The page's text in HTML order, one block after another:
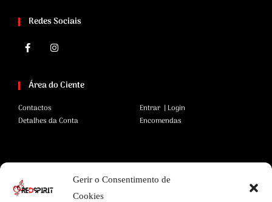
Gerir o Consentimento de
Cookies
Redes Sociais
Área do Ciente
Contactos
Detalhes da Conta
Entrar | Login
Encomendas
Termos e Condições